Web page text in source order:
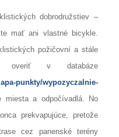
dobrodružstiev –
mať ani vlastné bicykle.
požičovní a stále
overiť v databáze
punkty/wypozyczalnie-
a odpočívadlá. No
prekvapujúce, pretože
cez panenské terény